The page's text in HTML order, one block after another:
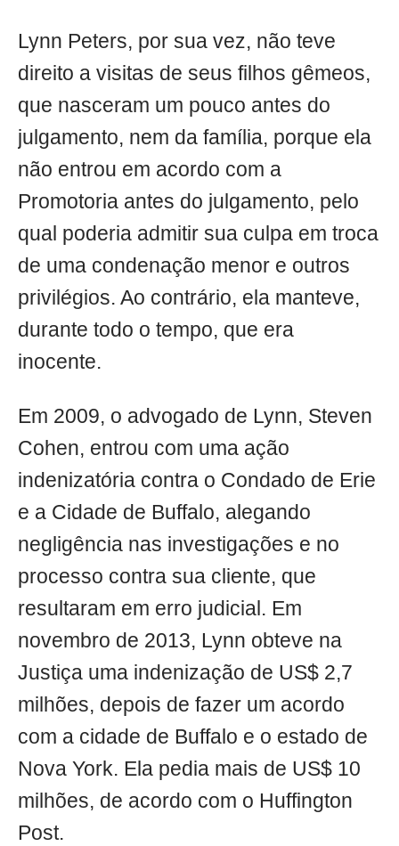
Lynn Peters, por sua vez, não teve
direito a visitas de seus filhos gêmeos,
que nasceram um pouco antes do
julgamento, nem da família, porque ela
não entrou em acordo com a
Promotoria antes do julgamento, pelo
qual poderia admitir sua culpa em troca
de uma condenação menor e outros
privilégios. Ao contrário, ela manteve,
durante todo o tempo, que era
inocente.
Em 2009, o advogado de Lynn, Steven
Cohen, entrou com uma ação
indenizatória contra o Condado de Erie
e a Cidade de Buffalo, alegando
negligência nas investigações e no
processo contra sua cliente, que
resultaram em erro judicial. Em
novembro de 2013, Lynn obteve na
Justiça uma indenização de US$ 2,7
milhões, depois de fazer um acordo
com a cidade de Buffalo e o estado de
Nova York. Ela pedia mais de US$ 10
milhões, de acordo com o Huffington
Post.